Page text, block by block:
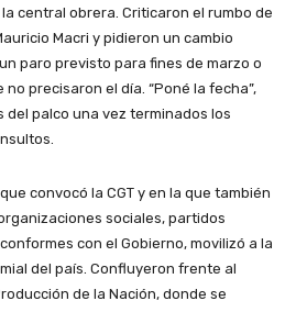
central obrera. Criticaron el rumbo de
Macri y pidieron un cambio
paro previsto para fines de marzo o
precisaron el día. “Poné la fecha”,
del palco una vez terminados los
convocó la CGT y en la que también
sociales, partidos
con el Gobierno, movilizó a la
del país. Confluyeron frente al
de la Nación, donde se